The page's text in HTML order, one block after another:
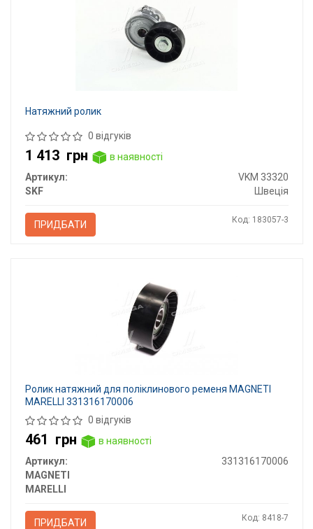
Натяжний ролик
0 відгуків
1 413 грн
в наявності
Артикул:
VKM 33320
SKF
Швеція
ПРИДБАТИ Код: 183057-3
Ролик натяжний для поліклинового ременя MAGNETI
MARELLI 331316170006
0 відгуків
461 грн
в наявності
Артикул:
331316170006
MAGNETI
MARELLI
ПРИДБАТИ Код: 8418-7